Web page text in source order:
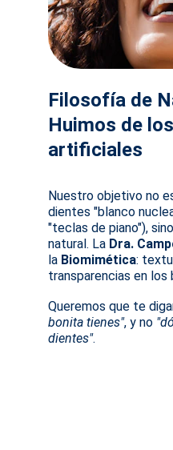
Filosofía de
Huimos de
artificiales
Nuestro objetivo no
dientes "blanco
"teclas de piano"),
natural. La Dra.
la Biomimética:
transparencias en los
Queremos que te
bonita tienes", y no
dientes".